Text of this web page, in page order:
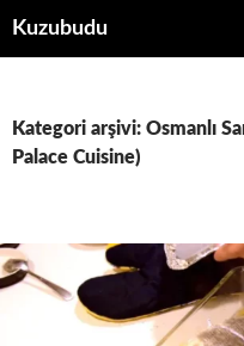
Kuzubudu
Kategori arşivi: Osmanlı
Palace Cuisine)